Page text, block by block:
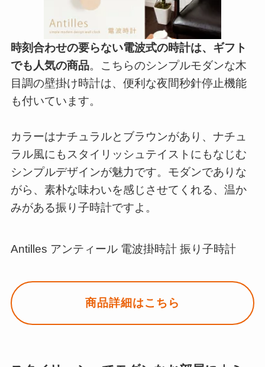
時刻合わせの要らない電波式の時計は、ギフト
でも人気の商品。こちらのシンプルモダンな木
目調の壁掛け時計は、便利な夜間秒針停止機能
も付いています。
カラーはナチュラルとブラウンがあり、ナチュ
ラル風にもスタイリッシュテイストにもなじむ
シンプルデザインが魅力です。モダンでありな
がら、素朴な味わいを感じさせてくれる、温か
みがある振り子時計ですよ。
Antilles アンティール 電波掛時計 振り子時計
商品詳細はこちら